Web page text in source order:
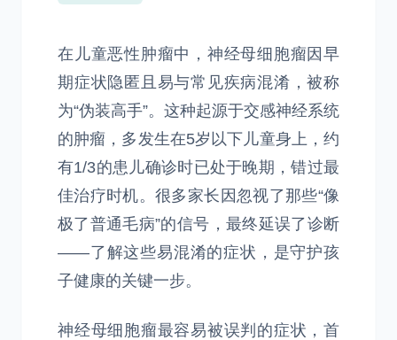
在儿童恶性肿瘤中，神经母细胞瘤因早
期症状隐匿且易与常见疾病混淆，被称
为“伪装高手”。这种起源于交感神经系统
的肿瘤，多发生在5岁以下儿童身上，约
有1/3的患儿确诊时已处于晚期，错过最
佳治疗时机。很多家长因忽视了那些“像
极了普通毛病”的信号，最终延误了诊断
——了解这些易混淆的症状，是守护孩
子健康的关键一步。
神经母细胞瘤最容易被误判的症状，首